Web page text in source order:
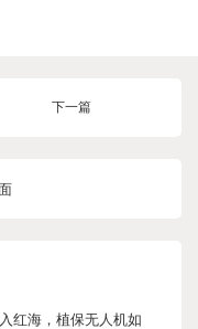
下一篇
红海，植保无人机如